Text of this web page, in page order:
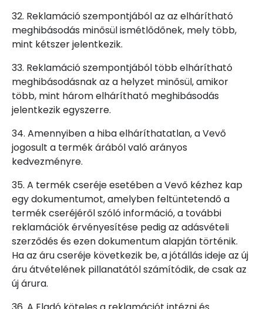
32. Reklamáció szempontjából az az elhárítható
meghibásodás minősül ismétlődőnek, mely több,
mint kétszer jelentkezik.
33. Reklamáció szempontjából több elhárítható
meghibásodásnak az a helyzet minősül, amikor
több, mint három elhárítható meghibásodás
jelentkezik egyszerre.
34. Amennyiben a hiba elháríthatatlan, a Vevő
jogosult a termék árából való arányos
kedvezményre.
35. A termék cseréje esetében a Vevő kézhez kap
egy dokumentumot, amelyben feltüntetendő a
termék cseréjéről szóló információ, a további
reklamációk érvényesítése pedig az adásvételi
szerződés és ezen dokumentum alapján történik.
Ha az áru cseréje következik be, a jótállás ideje az új
áru átvételének pillanatától számítódik, de csak az
új árura.